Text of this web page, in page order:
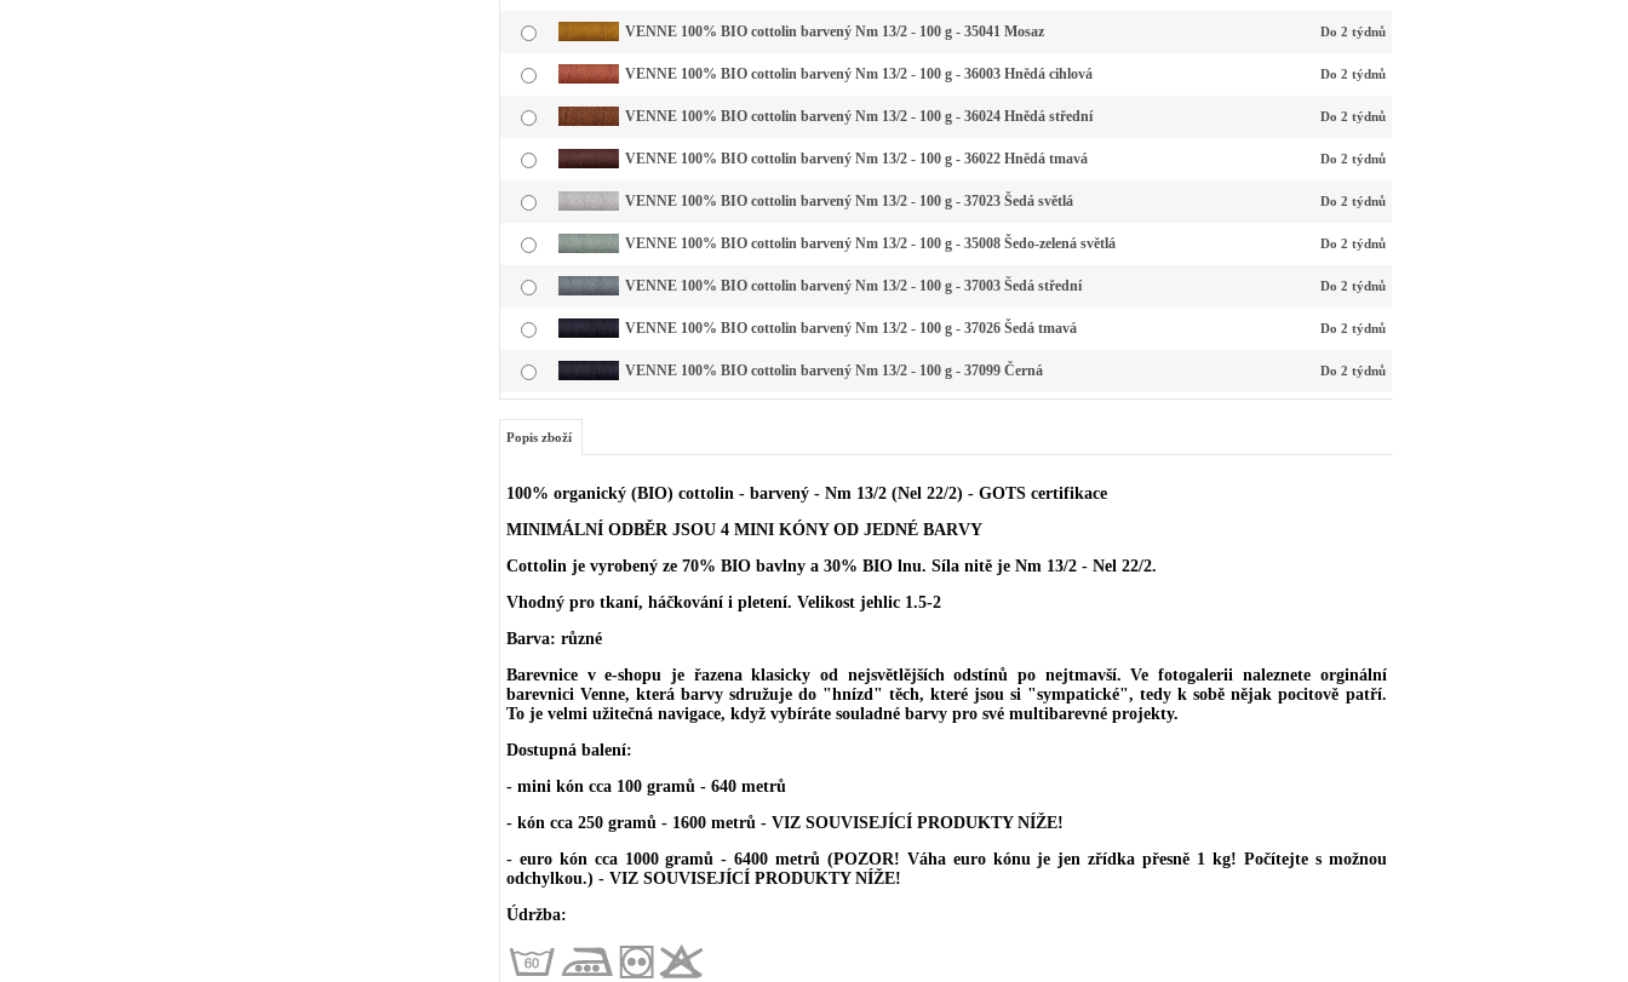
VENNE 100% BIO cottolin barvený Nm 13/2 - 100 g - 35041 Mosaz Do 2 týdnů
VENNE 100% BIO cottolin barvený Nm 13/2 - 100 g - 36003 Hnědá cihlová Do 2 týdnů
VENNE 100% BIO cottolin barvený Nm 13/2 - 100 g - 36024 Hnědá střední Do 2 týdnů
VENNE 100% BIO cottolin barvený Nm 13/2 - 100 g - 36022 Hnědá tmavá Do 2 týdnů
VENNE 100% BIO cottolin barvený Nm 13/2 - 100 g - 37023 Šedá světlá Do 2 týdnů
VENNE 100% BIO cottolin barvený Nm 13/2 - 100 g - 35008 Šedo-zelená světlá Do 2 týdnů
VENNE 100% BIO cottolin barvený Nm 13/2 - 100 g - 37003 Šedá střední Do 2 týdnů
VENNE 100% BIO cottolin barvený Nm 13/2 - 100 g - 37026 Šedá tmavá Do 2 týdnů
VENNE 100% BIO cottolin barvený Nm 13/2 - 100 g - 37099 Černá Do 2 týdnů
Popis zboží
100% organický (BIO) cottolin - barvený - Nm 13/2 (Nel 22/2) - GOTS certifikace
MINIMÁLNÍ ODBĚR JSOU 4 MINI KÓNY OD JEDNÉ BARVY
Cottolin je vyrobený ze 70% BIO bavlny a 30% BIO lnu. Síla nitě je Nm 13/2 - Nel 22/2.
Vhodný pro tkaní, háčkování i pletení. Velikost jehlic 1.5-2
Barva: různé
Barevnice v e-shopu je řazena klasicky od nejsvětlějších odstínů po nejtmavší. Ve fotogalerii naleznete orginální
barevnici Venne, která barvy sdružuje do "hnízd" těch, které jsou si "sympatické", tedy k sobě nějak pocitově patří.
To je velmi užitečná navigace, když vybíráte souladné barvy pro své multibarevné projekty.
Dostupná balení:
- mini kón cca 100 gramů - 640 metrů
- kón cca 250 gramů - 1600 metrů - VIZ SOUVISEJÍCÍ PRODUKTY NÍŽE!
- euro kón cca 1000 gramů - 6400 metrů (POZOR! Váha euro kónu je jen zřídka přesně 1 kg! Počítejte s možnou
odchylkou.) - VIZ SOUVISEJÍCÍ PRODUKTY NÍŽE!
Údržba: